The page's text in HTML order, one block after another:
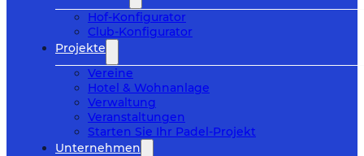
Hof-Konfigurator
Club-Konfigurator
Projekte
Vereine
Hotel & Wohnanlage
Verwaltung
Veranstaltungen
Starten Sie Ihr Padel-Projekt
Unternehmen